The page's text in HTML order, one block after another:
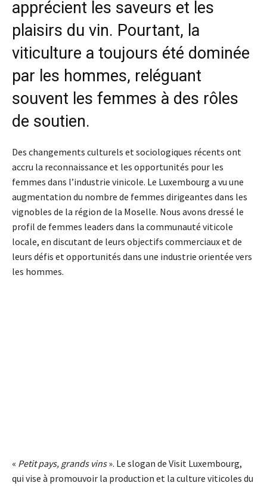
apprécient les saveurs et les
plaisirs du vin. Pourtant, la
viticulture a toujours été dominée
par les hommes, reléguant
souvent les femmes à des rôles
de soutien.
Des changements culturels et sociologiques récents ont
accru la reconnaissance et les opportunités pour les
femmes dans l’industrie vinicole. Le Luxembourg a vu une
augmentation du nombre de femmes dirigeantes dans les
vignobles de la région de la Moselle. Nous avons dressé le
profil de femmes leaders dans la communauté viticole
locale, en discutant de leurs objectifs commerciaux et de
leurs défis et opportunités dans une industrie orientée vers
les hommes.
« Petit pays, grands vins». Le slogan de Visit Luxembourg,
qui vise à promouvoir la production et la culture viticoles du